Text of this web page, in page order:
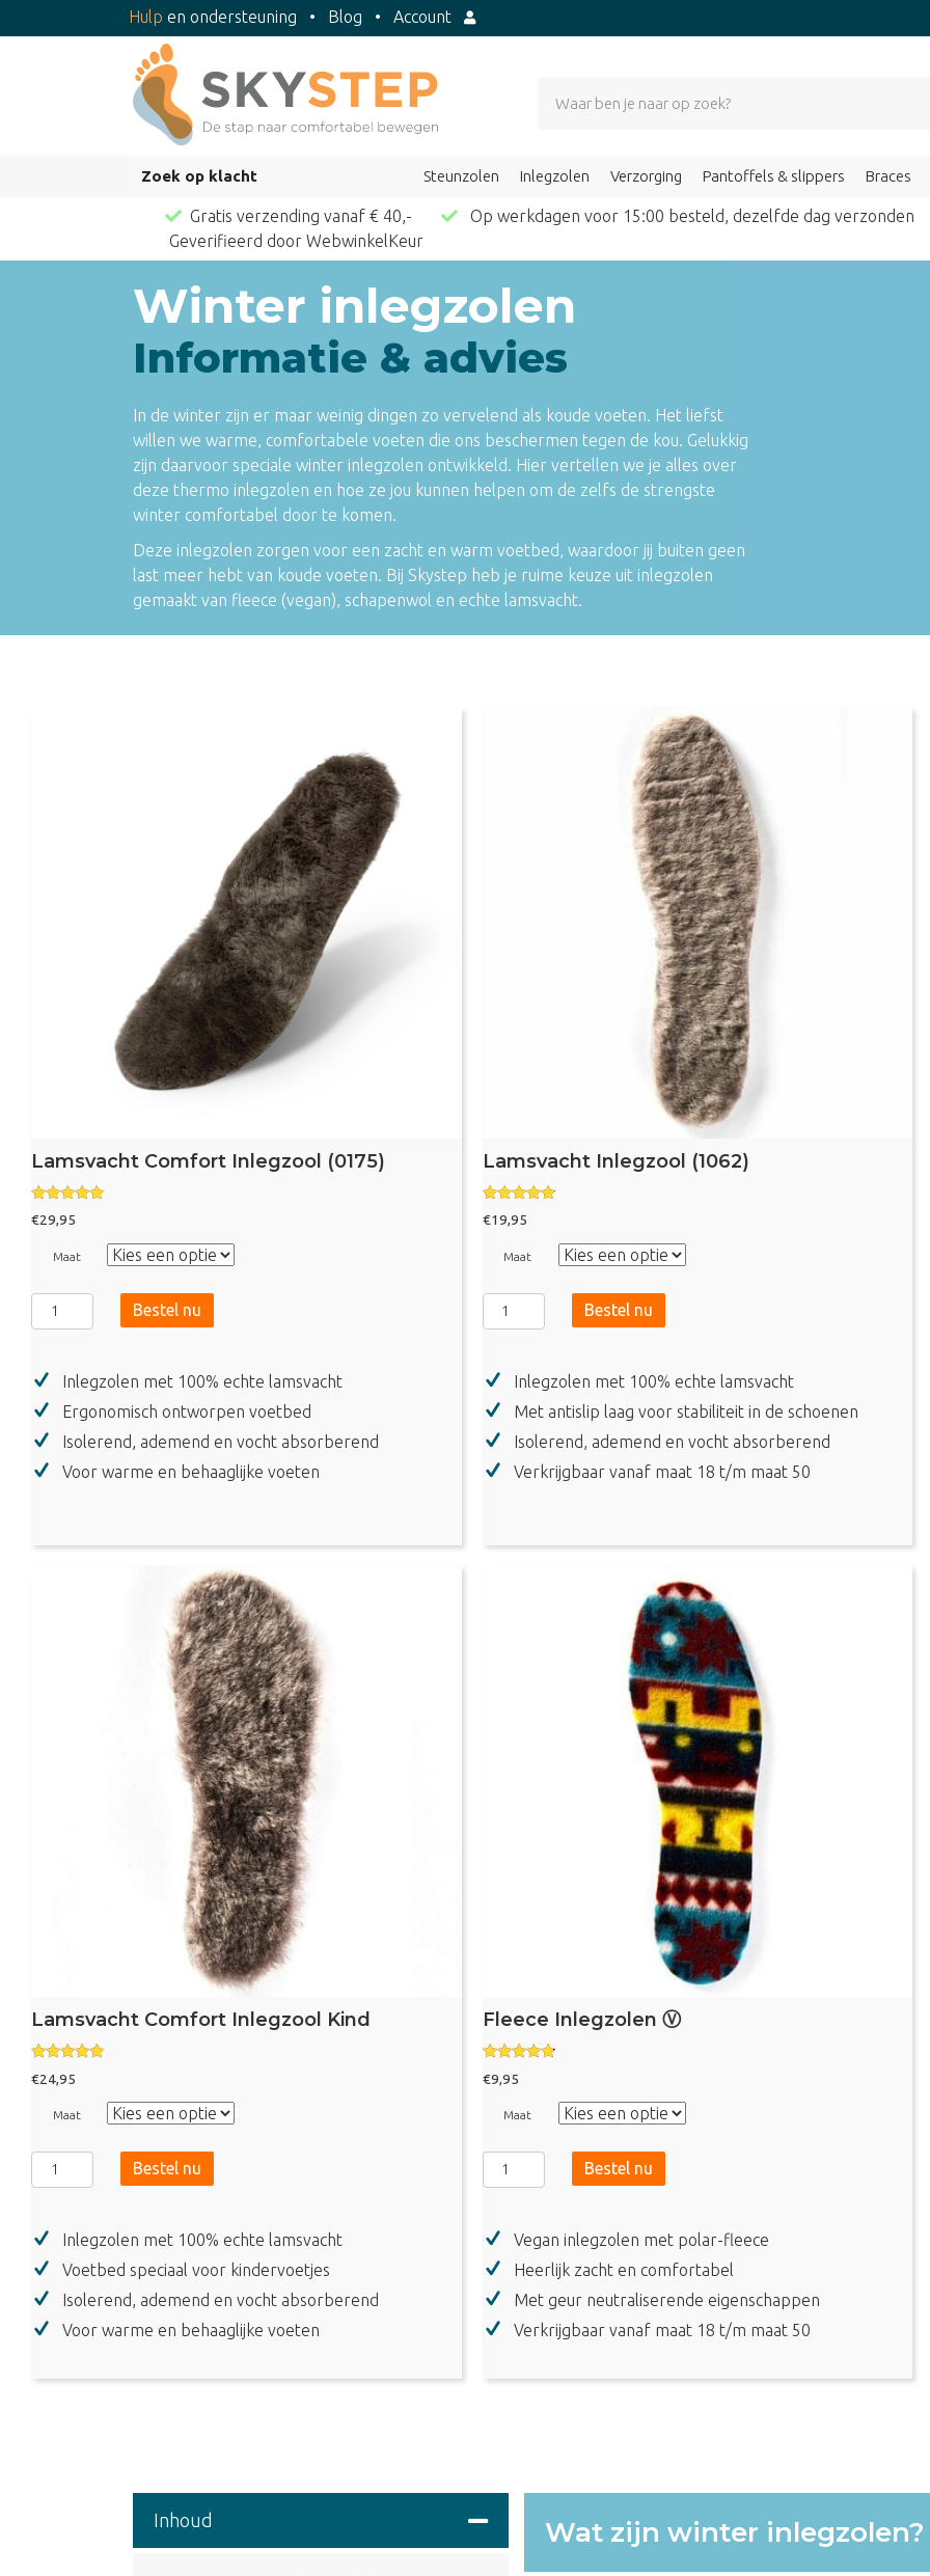
Hulp en ondersteuning • Blog •Account
Zoek op klacht Steunzolen Inlegzolen Verzorging Pantoffels & slippers Braces
Gratis verzending vanaf € 40,-
Op werkdagen voor 15:00 besteld, dezelfde dag
Geverifieerd door WebwinkelKeur
Winter inlegzolen
Informatie & advies
In de winter zijn er maar weinig dingen zo vervelend als koude voeten. Het liefst
willen we warme, comfortabele voeten die ons beschermen tegen de kou. Gelukkig
zijn daarvoor speciale winter inlegzolen ontwikkeld. Hier vertellen we je alles over
deze thermo inlegzolen en hoe ze jou kunnen helpen om de zelfs de strengste
winter comfortabel door te komen.
Deze inlegzolen zorgen voor een zacht en warm voetbed, waardoor jij buiten geen
last meer hebt van koude voeten. Bij Skystep heb je ruime keuze uit inlegzolen
gemaakt van fleece (vegan), schapenwol en echte lamsvacht.
Lamsvacht Comfort Inlegzool (0175)
Gewaardeer
d
uit 5
€29,95
Maat
Lamsvacht
Comfort
(0175)
aantal
Bestel nu
Inlegzolen met 100% echte lamsvacht
Ergonomisch ontworpen voetbed
Isolerend, ademend en vocht absorberend
Voor warme en behaaglijke voeten
Lamsvacht Inlegzool (1062)
Gewaardeer
d
uit 5
€19,95
Maat
Lamsvacht
Inlegzool
aantal
Bestel nu
Inlegzolen met 100% echte lamsvacht
Met antislip laag voor stabiliteit in de schoenen
Isolerend, ademend en vocht absorberend
Verkrijgbaar vanaf maat 18 t/m maat 50
Lamsvacht Comfort Inlegzool Kind
5.00
€24,95
Maat
Lamsvacht
Comfort
Kind
aantal
Bestel nu
Inlegzolen met 100% echte lamsvacht
Voetbed speciaal voor kindervoetjes
Isolerend, ademend en vocht absorberend
Voor warme en behaaglijke voeten
Fleece Inlegzolen Ⓥ
d
uit 5
€9,95
Maat
Fleece
Inlegzolen
aantal
Bestel nu
Vegan inlegzolen met polar-fleece
Heerlijk zacht en comfortabel
Met geur neutraliserende eigenschappen
Verkrijgbaar vanaf maat 18 t/m maat 50
Inhoud Wat zijn winter inlegzolen?